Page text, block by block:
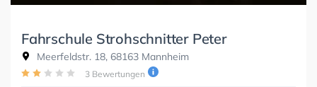
Fahrschule Strohschnitter Peter
Meerfeldstr. 18, 68163 Mannheim
3 Bewertungen